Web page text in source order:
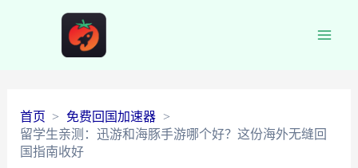
首页
免费回国加速器
留学生亲测：迅游和海豚手游哪个好？这份海外无缝回
国指南收好